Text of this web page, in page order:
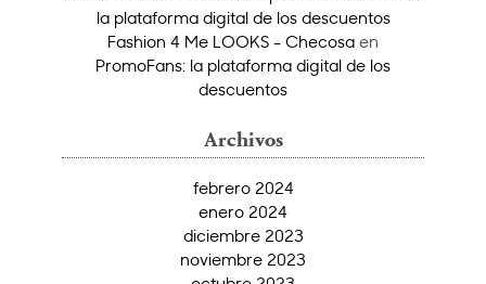
la plataforma digital de los descuentos
Fashion 4 Me LOOKS - Checosa en
PromoFans: la plataforma digital de los
descuentos
Archivos
febrero 2024
enero 2024
diciembre 2023
noviembre 2023